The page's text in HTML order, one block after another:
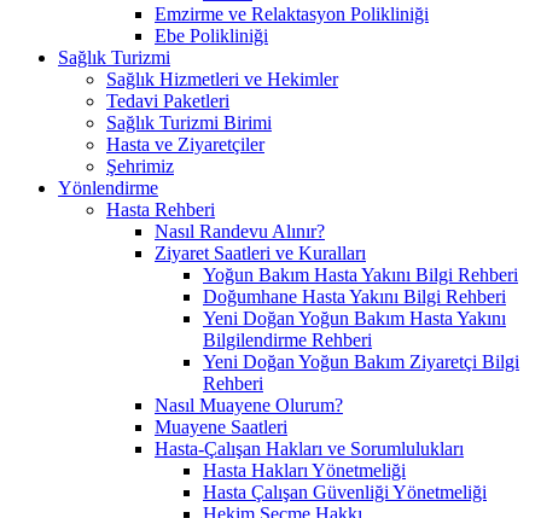
Emzirme ve Relaktasyon Polikliniği
Ebe Polikliniği
Sağlık Turizmi
Sağlık Hizmetleri ve Hekimler
Tedavi Paketleri
Sağlık Turizmi Birimi
Hasta ve Ziyaretçiler
Şehrimiz
Yönlendirme
Hasta Rehberi
Nasıl Randevu Alınır?
Ziyaret Saatleri ve Kuralları
Yoğun Bakım Hasta Yakını Bilgi Rehberi
Doğumhane Hasta Yakını Bilgi Rehberi
Yeni Doğan Yoğun Bakım Hasta Yakını
Bilgilendirme Rehberi
Yeni Doğan Yoğun Bakım Ziyaretçi Bilgi
Rehberi
Nasıl Muayene Olurum?
Muayene Saatleri
Hasta-Çalışan Hakları ve Sorumlulukları
Hasta Hakları Yönetmeliği
Hasta Çalışan Güvenliği Yönetmeliği
Hekim Seçme Hakkı